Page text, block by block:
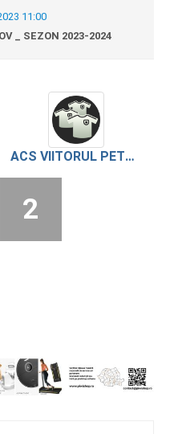
11:00
_ SEZON 2023-2024
ACS VIITORUL PETRACHIOAIA
2